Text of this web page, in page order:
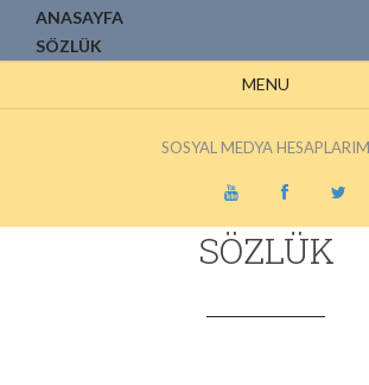
ANASAYFA
SÖZLÜK
MENU
SOSYAL MEDYA
SÖZLÜK